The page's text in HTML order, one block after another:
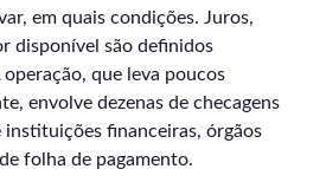
em quais condições. Juros,
disponível são definidos
que leva poucos
envolve dezenas de checagens
financeiras, órgãos
folha de pagamento.